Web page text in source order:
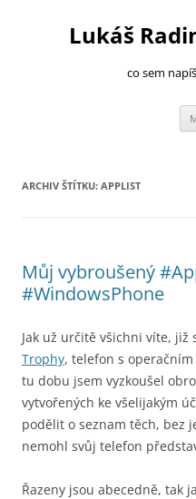
Lukáš
co sem
ARCHIV ŠTÍTKU: APPLIST
Můj vybroušený
#WindowsPhone
Jak už určitě všichni víte, již
Trophy, telefon s
tu dobu jsem vyzkoušel
vytvořených ke všelijakým
podělit o seznam těch, bez
nemohl svůj telefon
Řazeny jsou abecedně, tak